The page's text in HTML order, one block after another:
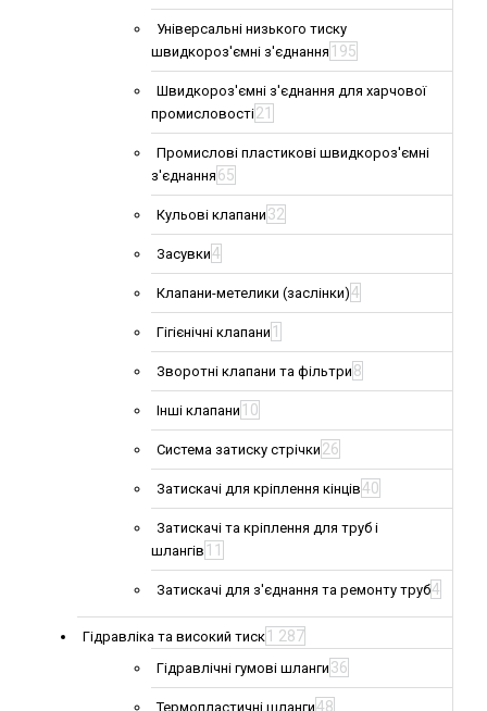
Універсальні низького тиску
швидкороз'ємні з'єднання 195
Швидкороз'ємні з'єднання для харчової
промисловості21
Промислові пластикові швидкороз'ємні
з'єднання 65
Кульові клапани 32
Засувки4
Клапани-метелики (заслінки)4
Гігієнічні клапани 1
Зворотні клапани та фільтри 8
Інші клапани 10
Система затиску стрічки 26
Затискачі для кріплення кінців40
Затискачі та кріплення для труб і
шлангів 11
Затискачі для з'єднання та ремонту труб4
Гідравліка та високий тиск 1 287
Гідравлічні гумові шланги 36
Термопластичні шланги48